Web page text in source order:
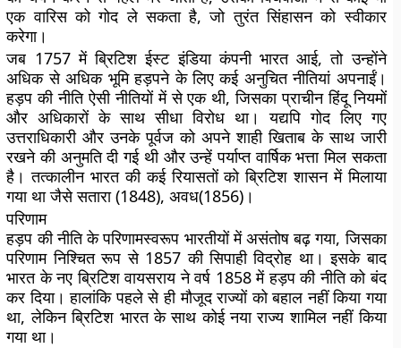
एक वारिस को गोद ले सकता है, जो तुरंत सिंहासन को स्वीकार
करेगा।
जब 1757 में ब्रिटिश ईस्ट इंडिया कंपनी भारत आई, तो उन्होंने
अधिक से अधिक भूमि हड़पने के लिए कई अनुचित नीतियां अपनाईं।
हड़प की नीति ऐसी नीतियों में से एक थी, जिसका प्राचीन हिंदू नियमों
और अधिकारों के साथ सीधा विरोध था। यद्यपि गोद लिए गए
उत्तराधिकारी और उनके पूर्वज को अपने शाही खिताब के साथ जारी
रखने की अनुमति दी गई थी और उन्हें पर्याप्त वार्षिक भत्ता मिल सकता
है। तत्कालीन भारत की कई रियासतों को ब्रिटिश शासन में मिलाया
गया था जैसे सतारा (1848), अवध(1856)।
परिणाम
हड़प की नीति के परिणामस्वरूप भारतीयों में असंतोष बढ़ गया, जिसका
परिणाम निश्चित रूप से 1857 की सिपाही विद्रोह था। इसके बाद
भारत के नए ब्रिटिश वायसराय ने वर्ष 1858 में हड़प की नीति को बंद
कर दिया। हालांकि पहले से ही मौजूद राज्यों को बहाल नहीं किया गया
था, लेकिन ब्रिटिश भारत के साथ कोई नया राज्य शामिल नहीं किया
गया था।